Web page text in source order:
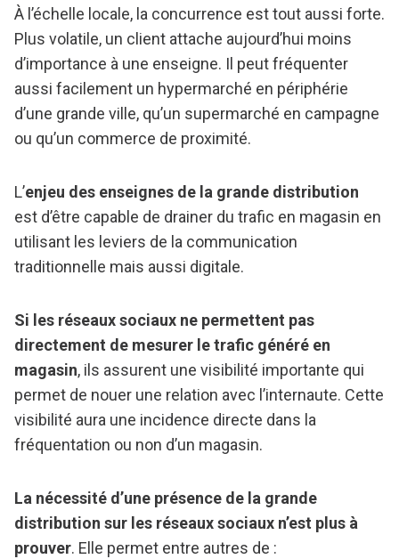
À l’échelle locale, la concurrence est tout aussi forte.
Plus volatile, un client attache aujourd’hui moins
d’importance à une enseigne. Il peut fréquenter
aussi facilement un hypermarché en périphérie
d’une grande ville, qu’un supermarché en campagne
ou qu’un commerce de proximité.
L’enjeu des enseignes de la grande distribution
est d’être capable de drainer du trafic en magasin en
utilisant les leviers de la communication
traditionnelle mais aussi digitale.
Si les réseaux sociaux ne permettent pas
directement de mesurer le trafic généré en
magasin, ils assurent une visibilité importante qui
permet de nouer une relation avec l’internaute. Cette
visibilité aura une incidence directe dans la
fréquentation ou non d’un magasin.
La nécessité d’une présence de la grande
distribution sur les réseaux sociaux n’est plus à
prouver. Elle permet entre autres de :